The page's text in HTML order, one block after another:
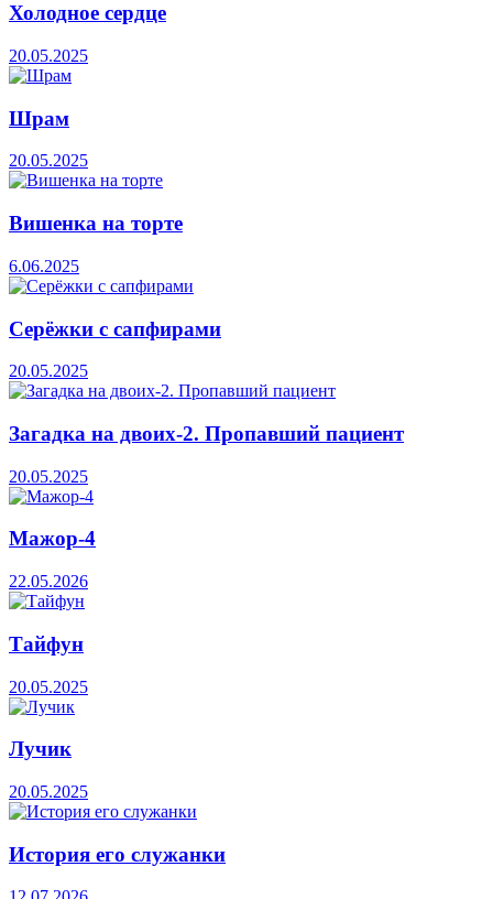
Холодное сердце
20.05.2025
Шрам
20.05.2025
Вишенка на торте
6.06.2025
Серёжки с сапфирами
20.05.2025
Загадка на двоих-2. Пропавший пациент
20.05.2025
Мажор-4
22.05.2026
Тайфун
20.05.2025
Лучик
20.05.2025
История его служанки